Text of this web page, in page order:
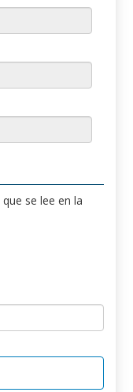
se lee en la